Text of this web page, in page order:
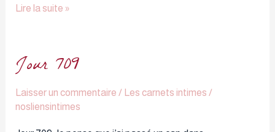
Lire la suite »
Jour 709
Laisser un commentaire / Les carnets intimes /
nosliensintimes
Jour